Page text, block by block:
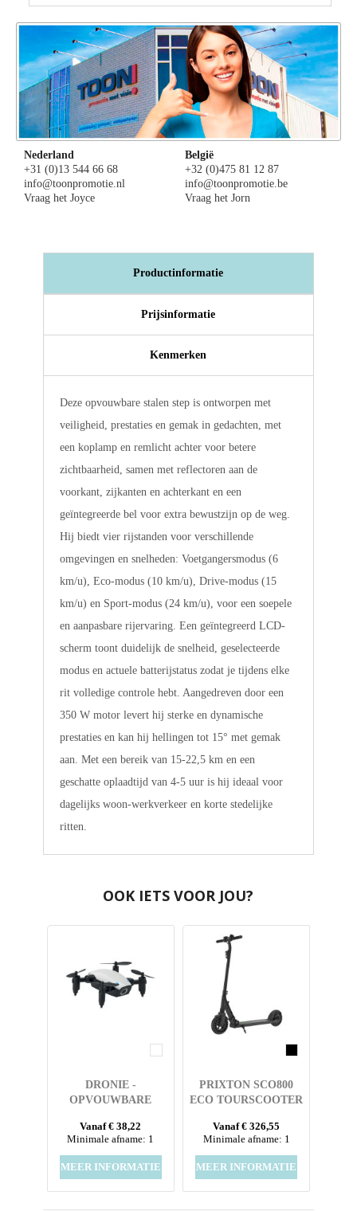
Nederland
+31 (0)13 544 66 68
info@toonpromotie.nl
Vraag het Joyce
België
+32 (0)475 81 12 87
info@toonpromotie.be
Vraag het Jorn
Productinformatie
Prijsinformatie
Kenmerken
Deze opvouwbare stalen step is ontworpen met
veiligheid, prestaties en gemak in gedachten, met
een koplamp en remlicht achter voor betere
zichtbaarheid, samen met reflectoren aan de
voorkant, zijkanten en achterkant en een
geïntegreerde bel voor extra bewustzijn op de weg.
Hij biedt vier rijstanden voor verschillende
omgevingen en snelheden: Voetgangersmodus (6
km/u), Eco-modus (10 km/u), Drive-modus (15
km/u) en Sport-modus (24 km/u), voor een soepele
en aanpasbare rijervaring. Een geïntegreerd LCD-
scherm toont duidelijk de snelheid, geselecteerde
modus en actuele batterijstatus zodat je tijdens elke
rit volledige controle hebt. Aangedreven door een
350 W motor levert hij sterke en dynamische
prestaties en kan hij hellingen tot 15° met gemak
aan. Met een bereik van 15-22,5 km en een
geschatte oplaadtijd van 4-5 uur is hij ideaal voor
dagelijks woon-werkverkeer en korte stedelijke
ritten.
OOK IETS VOOR JOU?
DRONIE -
OPVOUWBARE
Vanaf € 38,22
Minimale afname: 1
MEER INFORMATIE
PRIXTON SCO800
ECO TOURSCOOTER
Vanaf € 326,55
Minimale afname: 1
MEER INFORMATIE